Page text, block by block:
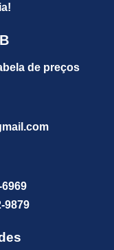
de preços
ail.com
6969
9879